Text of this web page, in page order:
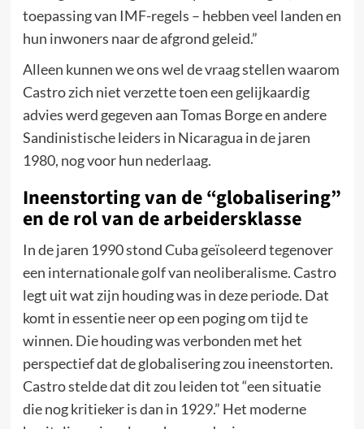
toepassing van IMF-regels – hebben veel landen en
hun inwoners naar de afgrond geleid.”
Alleen kunnen we ons wel de vraag stellen waarom
Castro zich niet verzette toen een gelijkaardig
advies werd gegeven aan Tomas Borge en andere
Sandinistische leiders in Nicaragua in de jaren
1980, nog voor hun nederlaag.
Ineenstorting van de “globalisering”
en de rol van de arbeidersklasse
In de jaren 1990 stond Cuba geïsoleerd tegenover
een internationale golf van neoliberalisme. Castro
legt uit wat zijn houding was in deze periode. Dat
komt in essentie neer op een poging om tijd te
winnen. Die houding was verbonden met het
perspectief dat de globalisering zou ineenstorten.
Castro stelde dat dit zou leiden tot “een situatie
die nog kritieker is dan in 1929.” Het moderne